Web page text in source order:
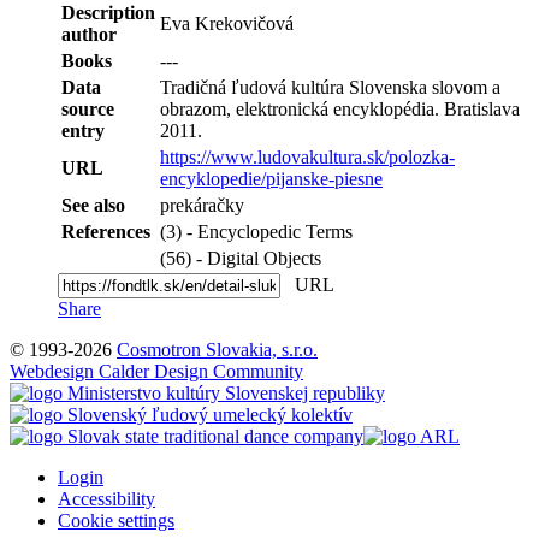
Description
author
Eva Krekovičová
Books
---
Data
source
entry
Tradičná ľudová kultúra Slovenska slovom a
obrazom, elektronická encyklopédia. Bratislava
2011.
URL
https://www.ludovakultura.sk/polozka-
encyklopedie/pijanske-piesne
See also
prekáračky
References (3) - Encyclopedic Terms
(56) - Digital Objects
URL
Share
© 1993-2026 Cosmotron Slovakia, s.r.o.
Webdesign Calder Design Community
Login
Accessibility
Cookie settings